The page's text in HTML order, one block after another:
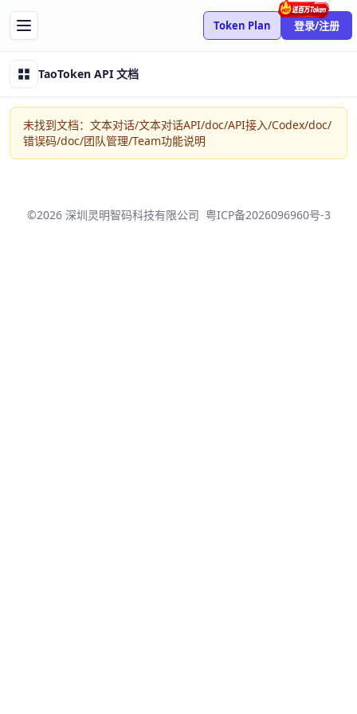
Token Plan 登录/注册
TaoToken API 文档
未找到文档：文本对话/文本对话API/doc/API接入/Codex/doc/
错误码/doc/团队管理/Team功能说明
©2026 深圳灵明智码科技有限公司 粤ICP备2026096960号-3